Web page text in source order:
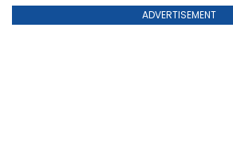
ADVERTISEMENT